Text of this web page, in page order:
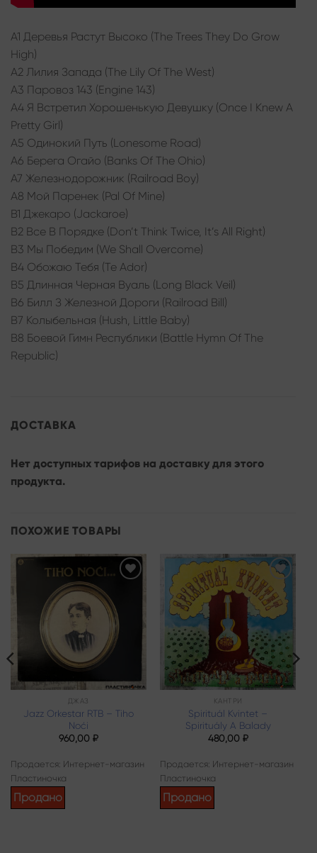
A1 Деревья Растут Высоко (The Trees They Do Grow
High)
A2 Лилия Запада (The Lily Of The West)
A3 Паровоз 143 (Engine 143)
A4 Я Встретил Хорошенькую Девушку (Once I Knew A
Pretty Girl)
A5 Одинокий Путь (Lonesome Road)
A6 Берега Огайо (Banks Of The Ohio)
A7 Железнодорожник (Railroad Boy)
A8 Мой Паренек (Pal Of Mine)
B1 Джекаро (Jackaroe)
B2 Все В Порядке (Don’t Think Twice, It’s All Right)
B3 Мы Победим (We Shall Overcome)
B4 Обожаю Тебя (Te Ador)
B5 Длинная Черная Вуаль (Long Black Veil)
B6 Билл З Железной Дороги (Railroad Bill)
B7 Колыбельная (Hush, Little Baby)
B8 Боевой Гимн Республики (Battle Hymn Of The
Republic)
ДОСТАВКА
Нет доступных тарифов на доставку для этого
продукта.
ПОХОЖИЕ ТОВАРЫ
ДЖАЗ
Jazz Orkestar RTB – Tiho
Noći
960,00 ₽
Продается: Интернет-магазин
Пластиночка
Продано
Add to
wishlist
КАНТРИ
Spirituál Kvintet –
Spirituály A Balady
480,00 ₽
Продается: Интернет-магазин
Пластиночка
Продано